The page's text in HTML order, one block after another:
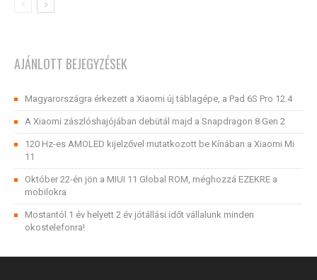
AJÁNLOTT BEJEGYZÉSEK
Magyarországra érkezett a Xiaomi új táblagépe, a Pad 6S Pro 12.4
A Xiaomi zászlóshajójában debütál majd a Snapdragon 8 Gen 2
120 Hz-es AMOLED kijelzővel mutatkozott be Kínában a Xiaomi Mi
11
Október 22-én jön a MIUI 11 Global ROM, méghozzá EZEKRE a
mobilokra
Mostantól 1 év helyett 2 év jótállási időt vállalunk minden
okostelefonra!